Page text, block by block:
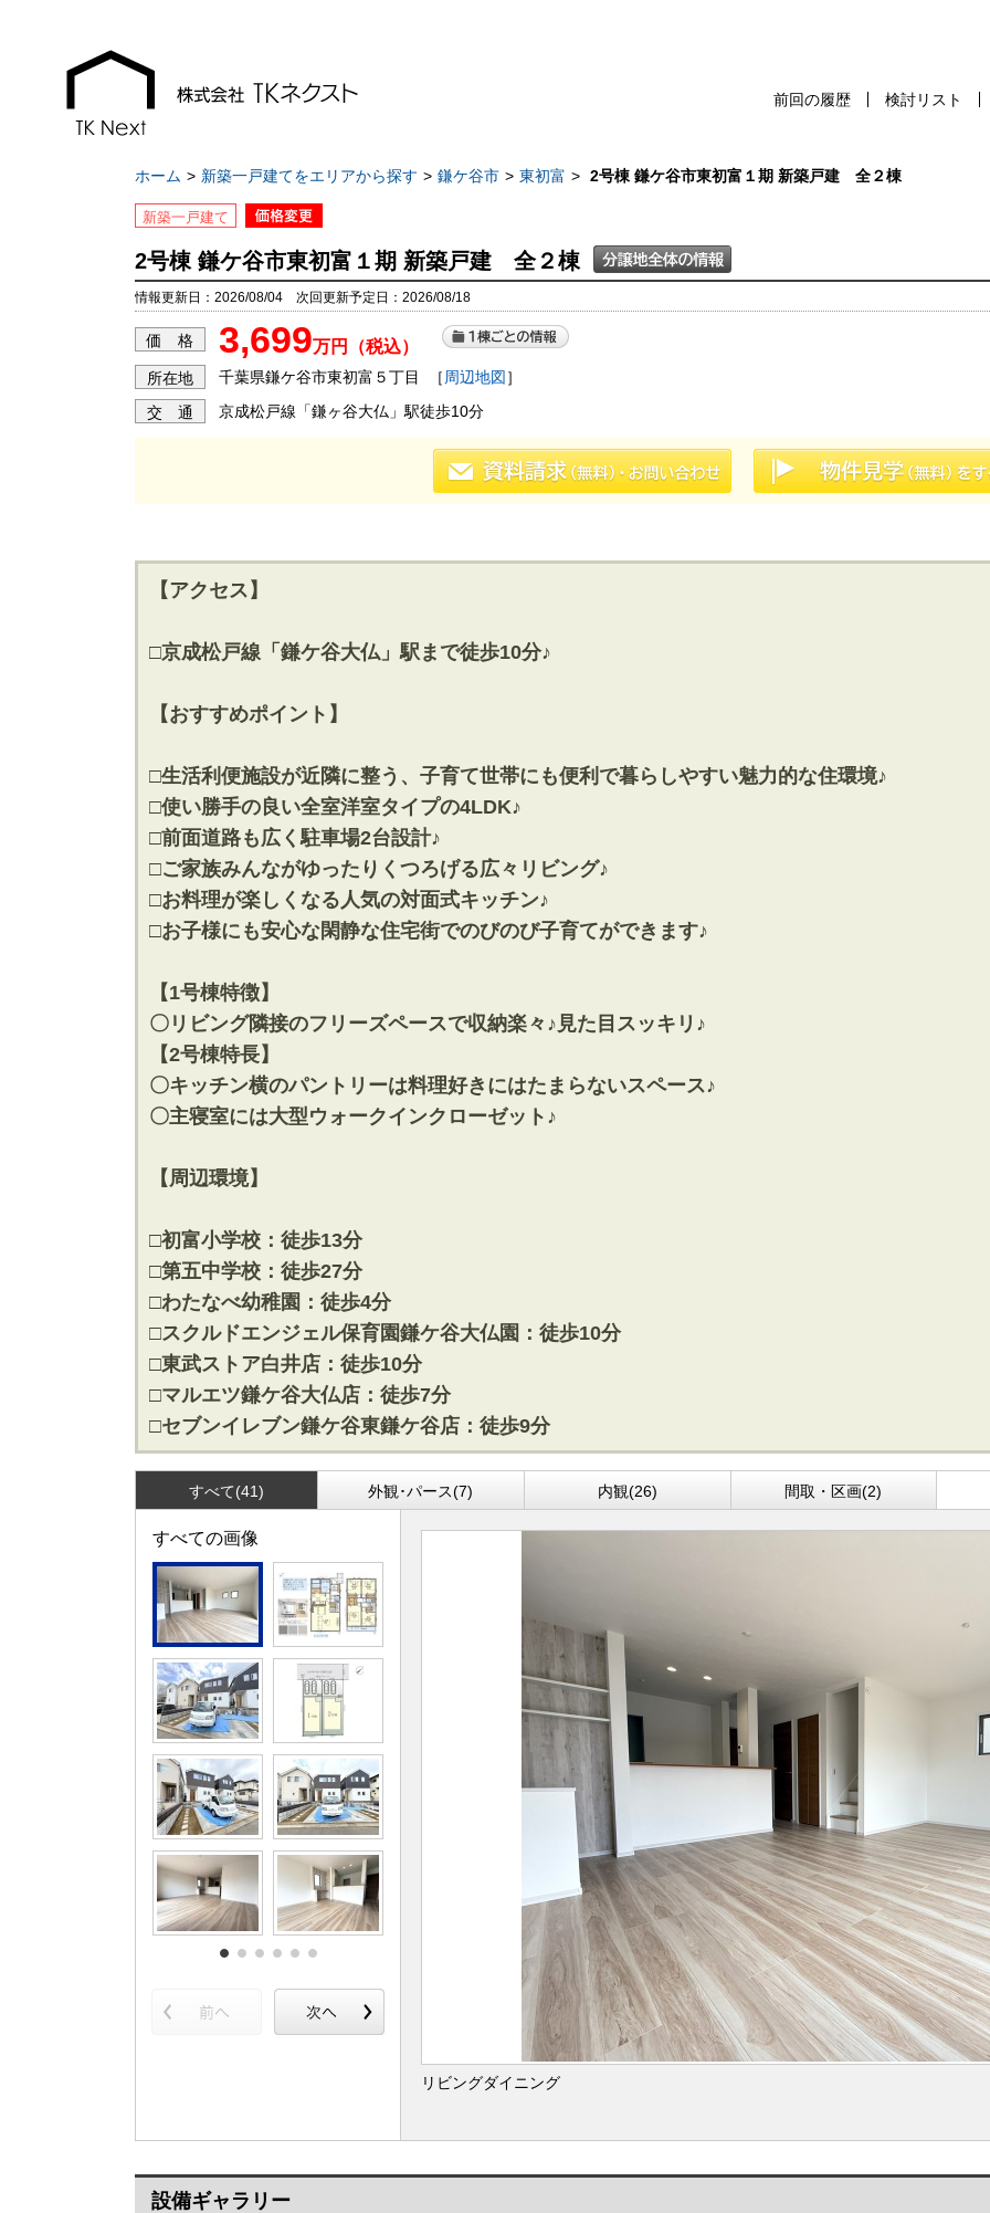
前回の履歴 検討リスト
ホーム 新築一戸建てをエリアから探す 鎌ケ谷市 東初富 2号棟 鎌ケ谷市東初富１期 新築戸建 全２棟
新築一戸建て
2号棟 鎌ケ谷市東初富１期 新築戸建 全２棟
情報更新日：2026/08/04 次回更新予定日：2026/08/18
価 格 3,699万円（税込）
所在地 千葉県鎌ケ谷市東初富５丁目 ［ 周辺地図］
交 通 京成松戸線「鎌ヶ谷大仏」駅徒歩10分
【アクセス】
□京成松戸線「鎌ケ谷大仏」駅まで徒歩10分♪
【おすすめポイント】
□生活利便施設が近隣に整う、子育て世帯にも便利で暮らしやすい魅力的な住環境♪
□使い勝手の良い全室洋室タイプの4LDK♪
□前面道路も広く駐車場2台設計♪
□ご家族みんながゆったりくつろげる広々リビング♪
□お料理が楽しくなる人気の対面式キッチン♪
□お子様にも安心な閑静な住宅街でのびのび子育てができます♪
【1号棟特徴】
〇リビング隣接のフリーズペースで収納楽々♪見た目スッキリ♪
【2号棟特長】
〇キッチン横のパントリーは料理好きにはたまらないスペース♪
〇主寝室には大型ウォークインクローゼット♪
【周辺環境】
□初富小学校：徒歩13分
□第五中学校：徒歩27分
□わたなべ幼稚園：徒歩4分
□スクルドエンジェル保育園鎌ケ谷大仏園：徒歩10分
□東武ストア白井店：徒歩10分
□マルエツ鎌ケ谷大仏店：徒歩7分
□セブンイレブン鎌ケ谷東鎌ケ谷店：徒歩9分
すべて(41) 外観･パース(7) 内観(26) 間取・区画(2)
すべての画像
リビングダイニング
設備ギャラリー
お知らせ
千葉本店
松戸支店
成田支店
現地販売会情報
松戸支店
成田支店
スタッフ紹介
千葉本店
東京支店
売却査定
プライバシーポリシー
物件検索
新築一戸建
エリアから探す
路線から探す
中古一戸建
エリアから探す
路線から探す
マンション
エリアから物件検索
松戸･柏方面エリア
松戸･柏方面エリアの新築一戸建
松戸･柏方面エリアの中古一戸建
松戸･柏方面エリアのマンション
松戸･柏方面エリアの土地
成田･銚子方面エリアの新築一戸建
成田･銚子方面エリアの中古一戸建
成田･銚子方面エリアの土地
四街道･佐倉･八千代方面エリアの土地
千葉市エリアの新築一戸建
千葉市エリアのマンション
千葉市エリアの土地
神奈川全域エリア
神奈川全域エリアの新築一戸建
神奈川全域エリアの中古一戸建
神奈川全域エリアのマンション
神奈川全域エリアの土地
沖縄全域エリアの新築一戸建
沖縄全域エリアの中古一戸建
沖縄全域エリアのマンション
沖縄全域エリアの土地